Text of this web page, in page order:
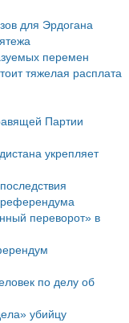
для Эрдогана
перемен
тяжелая расплата
Партии
укрепляет
референдума
переворот» в
по делу об
убийцу